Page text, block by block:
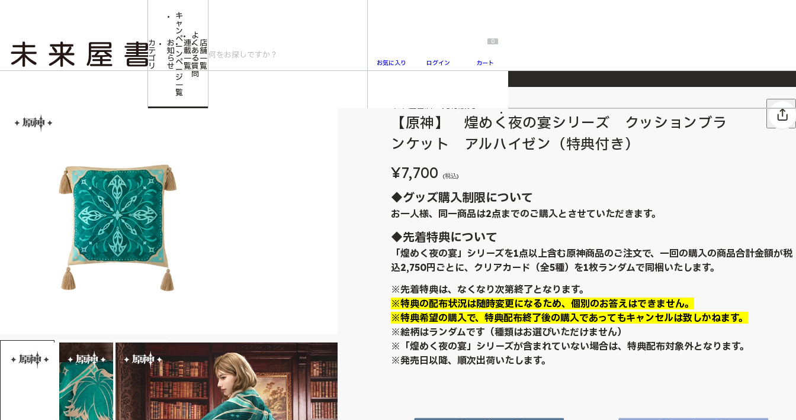
2026/7/23 『ONE PIECE magazine 021 ONE PIECEカード付き同梱版』発売延期のご案内
カ
テ
ゴ
リ
お
知
ら
せ
キ
ャ
ン
ペ
ー
ン
ペ
ー
ジ
一
覧
連
載
一
覧
よ
く
あ
る
質
問
店
舗
一
覧
お気に入り ログイン
0
カート
【原神】 煌めく夜の宴シリーズ クッションブランケット アルハイゼン（特典付き）
【原神】 煌めく夜の宴シリーズ クッションブラ
ンケット アルハイゼン（特典付き）
¥7,700 (税込)
◆グッズ購入制限について
お一人様、同一商品は2点までのご購入とさせていただきます。
◆先着特典について
「煌めく夜の宴」シリーズを1点以上含む原神商品のご注文で、一回の購入の商品合計金額が税
込2,750円ごとに、クリアカード（全5種）を1枚ランダムで同梱いたします。
※先着特典は、なくなり次第終了となります。
※特典の配布状況は随時変更になるため、個別のお答えはできません。
※特典希望の購入で、特典配布終了後の購入であってもキャンセルは致しかねます。
※絵柄はランダムです（種類はお選びいただけません）
※「煌めく夜の宴」シリーズが含まれていない場合は、特典配布対象外となります。
※発売日以降、順次出荷いたします。